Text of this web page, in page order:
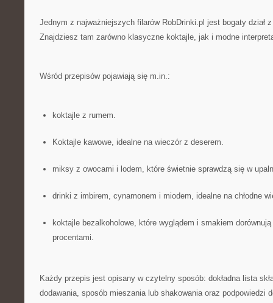
Jednym z najważniejszych filarów RobDrinki.pl jest bogaty dział
Znajdziesz tam zarówno klasyczne koktajle, jak i modne
Wśród przepisów pojawiają się m.in.:
koktajle z rumem.
Koktajle kawowe, idealne na wieczór z deserem.
miksy z owocami i lodem, które świetnie sprawdzą się w
drinki z imbirem, cynamonem i miodem, idealne na chłodne
koktajle bezalkoholowe, które wyglądem i smakiem
procentami.
Każdy przepis jest opisany w czytelny sposób: dokładna lista
dodawania, sposób mieszania lub shakowania oraz podpowiedzi